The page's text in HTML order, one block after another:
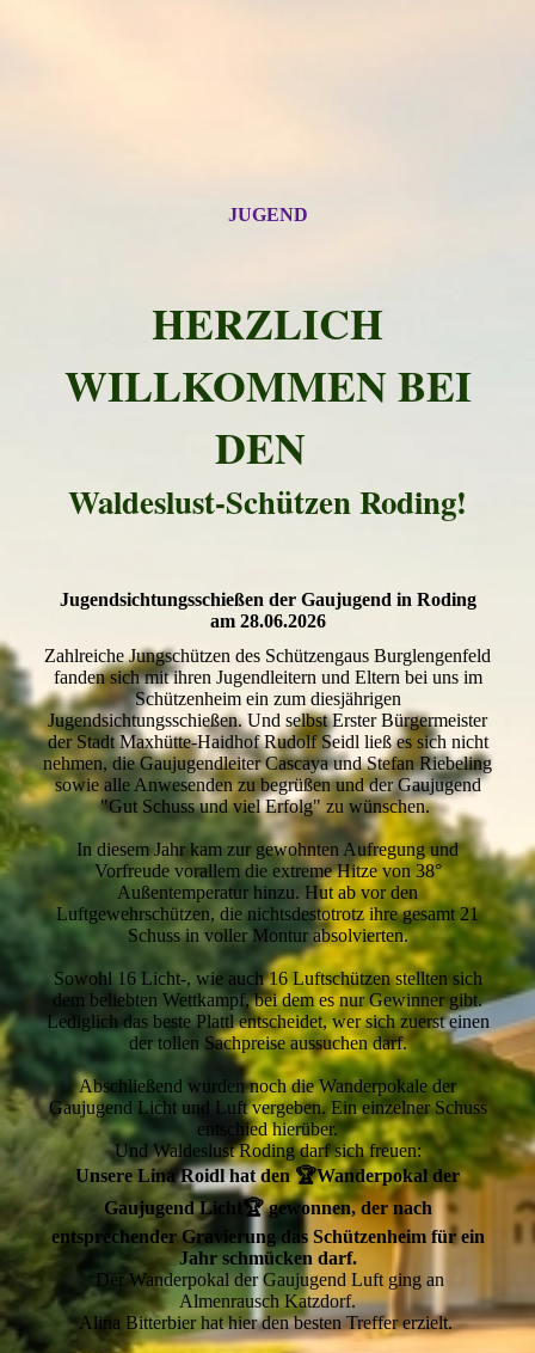
JUGEND
HERZLICH
WILLKOMMEN BEI
DEN
Waldeslust-Schützen Roding!
Jugendsichtungsschießen der Gaujugend in Roding
am 28.06.2026
Zahlreiche Jungschützen des Schützengaus Burglengenfeld
fanden sich mit ihren Jugendleitern und Eltern bei uns im
Schützenheim ein zum diesjährigen
Jugendsichtungsschießen. Und selbst Erster Bürgermeister
der Stadt Maxhütte-Haidhof Rudolf Seidl ließ es sich nicht
nehmen, die Gaujugendleiter Cascaya und Stefan Riebeling
sowie alle Anwesenden zu begrüßen und der Gaujugend
"Gut Schuss und viel Erfolg" zu wünschen.
In diesem Jahr kam zur gewohnten Aufregung und
Vorfreude vorallem die extreme Hitze von 38°
Außentemperatur hinzu. Hut ab vor den
Luftgewehrschützen, die nichtsdestotrotz ihre gesamt 21
Schuss in voller Montur absolvierten.
Sowohl 16 Licht-, wie auch 16 Luftschützen stellten sich
dem beliebten Wettkampf, bei dem es nur Gewinner gibt.
Lediglich das beste Plattl entscheidet, wer sich zuerst einen
der tollen Sachpreise aussuchen darf.
Abschließend wurden noch die Wanderpokale der
Gaujugend Licht und Luft vergeben. Ein einzelner Schuss
entschied hierüber.
Und Waldeslust Roding darf sich freuen:
Unsere Lina Roidl hat den 🏆Wanderpokal der
Gaujugend Licht🏆 gewonnen, der nach
entsprechender Gravierung das Schützenheim für ein
Jahr schmücken darf.
Der Wanderpokal der Gaujugend Luft ging an
Almenrausch Katzdorf.
Alina Bitterbier hat hier den besten Treffer erzielt.